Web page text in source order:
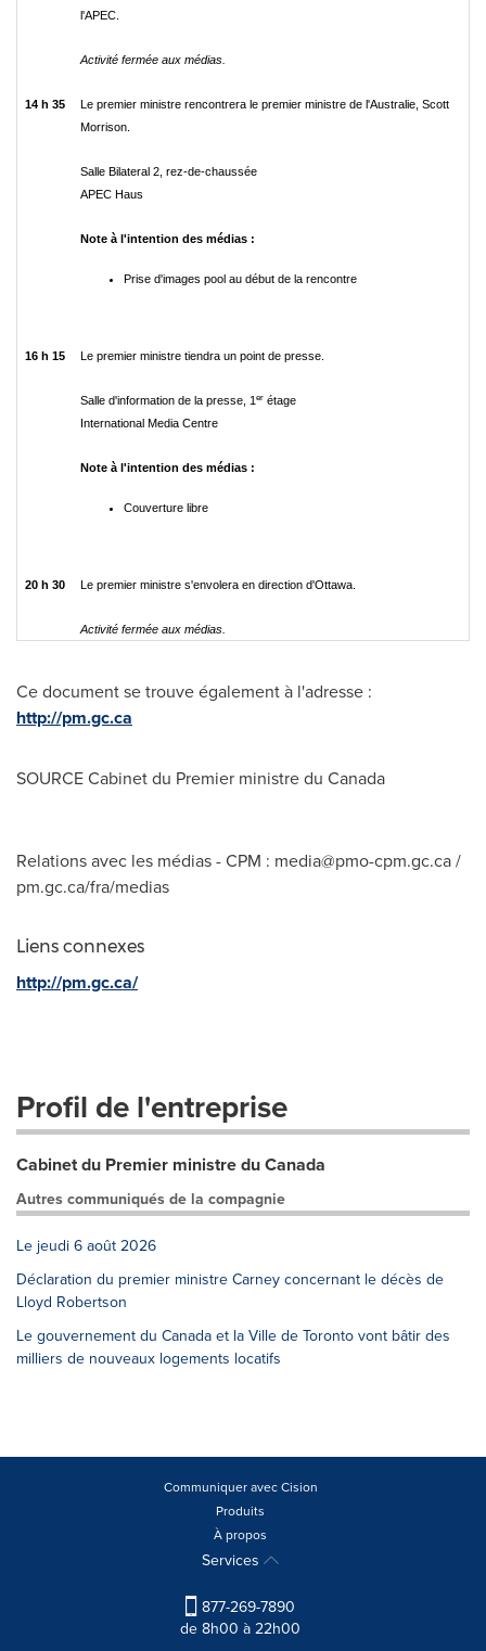
l'APEC.
Activité fermée aux médias.
14 h 35
Le premier ministre rencontrera le premier ministre de l'Australie, Scott
Morrison.
Salle Bilateral 2, rez-de-chaussée
APEC Haus
Note à l'intention des médias :
Prise d'images pool au début de la rencontre
16 h 15 Le premier ministre tiendra un point de presse.
Salle d'information de la presse, 1 er étage
International Media Centre
Note à l'intention des médias :
Couverture libre
20 h 30 Le premier ministre s'envolera en direction d'Ottawa.
Activité fermée aux médias.
Ce document se trouve également à l'adresse :
http://pm.gc.ca
SOURCE Cabinet du Premier ministre du Canada
Relations avec les médias - CPM : media@pmo-cpm.gc.ca/
pm.gc.ca/fra/medias
Liens connexes
http://pm.gc.ca/
Profil de l'entreprise
Cabinet du Premier ministre du Canada
Autres communiqués de la compagnie
Le jeudi 6 août 2026
Déclaration du premier ministre Carney concernant le décès de
Lloyd Robertson
Le gouvernement du Canada et la Ville de Toronto vont bâtir des
milliers de nouveaux logements locatifs
Communiquer avec Cision
Produits
À propos
Services
877-269-7890
de 8h00 à 22h00